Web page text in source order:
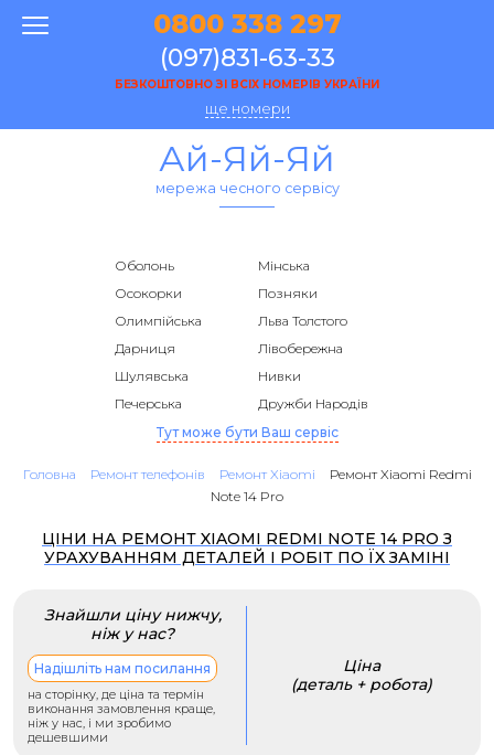
0800 338 297
(097)831-63-33
БЕЗКОШТОВНО ЗІ ВСІХ НОМЕРІВ УКРАЇНИ
ще номери
Ай-Яй-Яй
мережа чесного сервісу
Оболонь
Мінська
Осокорки
Позняки
Олимпійська
Льва Толстого
Дарниця
Лівобережна
Шулявська
Нивки
Печерська
Дружби Народів
Тут може бути Ваш сервіс
Головна Ремонт телефонів Ремонт Xiaomi
Ремонт Xiaomi Redmi
Note 14 Pro
ЦІНИ НА РЕМОНТ XIAOMI REDMI NOTE 14 PRO З
УРАХУВАННЯМ ДЕТАЛЕЙ І РОБІТ ПО ЇХ ЗАМІНІ
Знайшли ціну нижчу,
ніж у нас?
Надішліть нам посилання
на сторінку, де ціна та термін
виконання замовлення краще,
ніж у нас, і ми зробимо
дешевшими
Ціна
(деталь + робота)